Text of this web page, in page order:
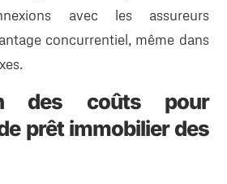
avec les assureurs
concurrentiel, même dans
des coûts pour
prêt immobilier des